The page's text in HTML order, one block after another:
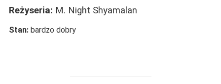
Reżyseria: M. Night Shyamalan
Stan: bardzo dobry